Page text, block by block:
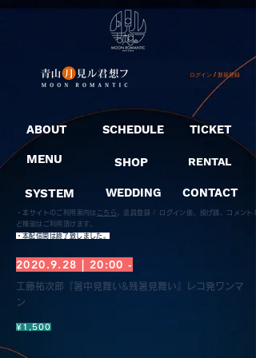
ログイン / 新規登録
ABOUT
MENU
SYSTEM
SCHEDULE
SHOP
WEDDING
TICKET
RENTAL
CONTACT
・本サイトのご利用案内は こちら
会員登録 / ログイン後、投げ銭、コメント
ど機能はご利用頂けます。
​・本配信開は終了致しました。
2020.9.28 | 20:00 -
工藤祐次郎『暑中見舞い&残暑見舞い』レコ発ワンマ
ン
¥1,500